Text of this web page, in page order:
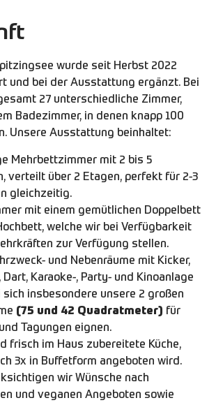
wurde seit Herbst 2022
und bei der Ausstattung ergänzt. Bei
27 unterschiedliche Zimmer,
Badezimmer, in denen knapp 100
Unsere Ausstattung beinhaltet:
Mehrbettzimmer mit 2 bis 5
verteilt über 2 Etagen, perfekt für 2-3
gleichzeitig.
mit einem gemütlichen Doppelbett
welche wir bei Verfügbarkeit
zur Verfügung stellen.
und Nebenräume mit Kicker,
Dart, Karaoke-, Party- und Kinoanlage
sich insbesondere unsere 2 großen
(75 und 42 Quadratmeter) für
Tagungen eignen.
frisch im Haus zubereitete Küche,
3x in Buffetform angeboten wird.
wir Wünsche nach
und veganen Angeboten sowie